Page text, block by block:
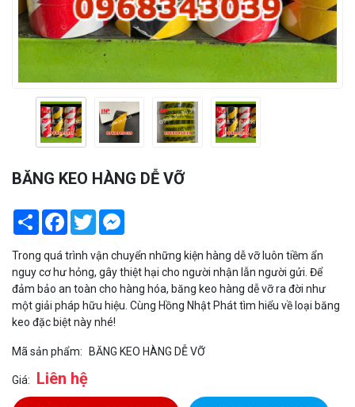
BĂNG KEO HÀNG DỄ VỠ
Share Facebook
Twitter
Trong quá trình vận chuyển những kiện hàng dễ vỡ luôn tiềm ẩn
nguy cơ hư hỏng, gây thiệt hại cho người nhận lẫn người gửi. Để
đảm bảo an toàn cho hàng hóa, băng keo hàng dễ vỡ ra đời như
một giải pháp hữu hiệu. Cùng Hồng Nhật Phát tìm hiểu về loại băng
keo đặc biệt này nhé!
Mã sản phẩm: BĂNG KEO HÀNG DỄ VỠ
Giá: Liên hệ